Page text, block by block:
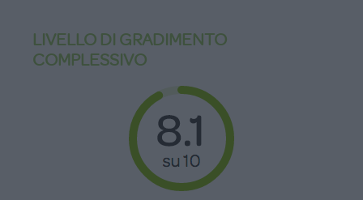
LIVELLO DI GRADIMENTO
COMPLESSIVO